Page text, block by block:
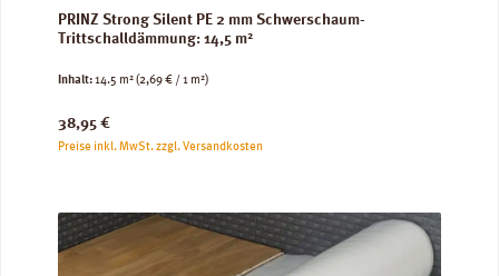
PRINZ Strong Silent PE 2 mm Schwerschaum-
Trittschalldämmung: 14,5 m²
Inhalt:14.5 m²(2,69 € / 1 m²)
Regulärer Preis:
38,95 €
Preise inkl. MwSt. zzgl. Versandkosten